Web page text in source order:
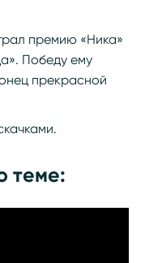
премию «Ника»
Победу ему
прекрасной
теме: